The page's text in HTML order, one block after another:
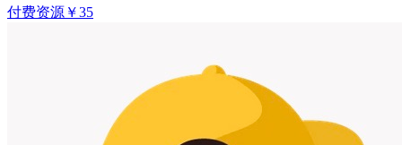
付费资源 ￥35